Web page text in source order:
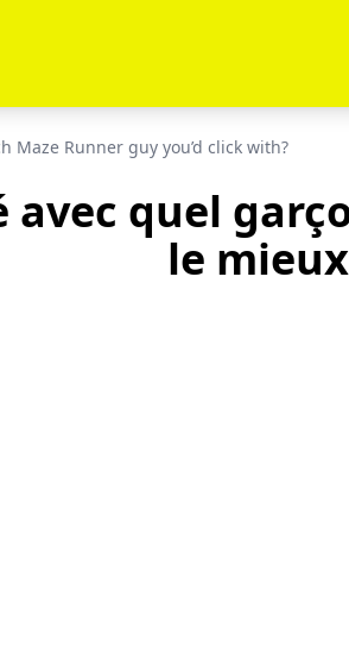
Maze Runner guy you’d click with?
avec quel
le